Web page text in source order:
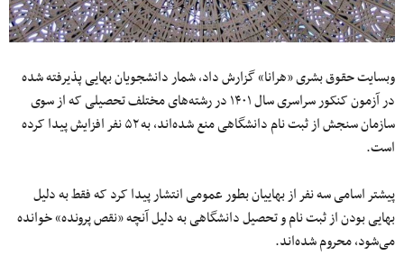
وبسایت حقوق بشری «هرانا» گزارش داد، شمار دانشجویان بهایی پذیرفته شده
در آزمون کنکور سراسری سال ۱۴۰۱ در رشته‌های مختلف تحصیلی که از سوی
سازمان سنجش از ثبت‌ نام دانشگاهی منع شده‌اند، به ۵۲ نفر افزایش پیدا کرده
است.
پیشتر اسامی سه نفر از بهاییان بطور عمومی انتشار پیدا کرد که فقط به دلیل
بهایی بودن از ثبت‌ نام و تحصیل دانشگاهی به دلیل آنچه «نقص پرونده» خوانده
می‌شود، محروم شده‌اند.